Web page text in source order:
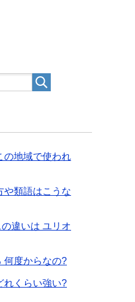
の地域で使われ
や類語はこうな
違いは ユリオ
何度からなの?
れくらい強い?